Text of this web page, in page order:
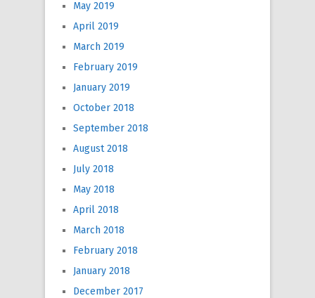
May 2019
April 2019
March 2019
February 2019
January 2019
October 2018
September 2018
August 2018
July 2018
May 2018
April 2018
March 2018
February 2018
January 2018
December 2017